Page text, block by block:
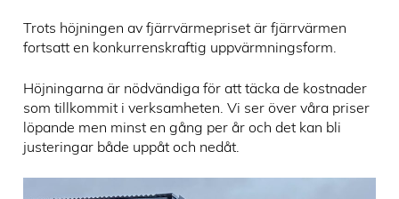
Trots höjningen av fjärrvärmepriset är fjärrvärmen
fortsatt en konkurrenskraftig uppvärmningsform.
Höjningarna är nödvändiga för att täcka de kostnader
som tillkommit i verksamheten. Vi ser över våra priser
löpande men minst en gång per år och det kan bli
justeringar både uppåt och nedåt.